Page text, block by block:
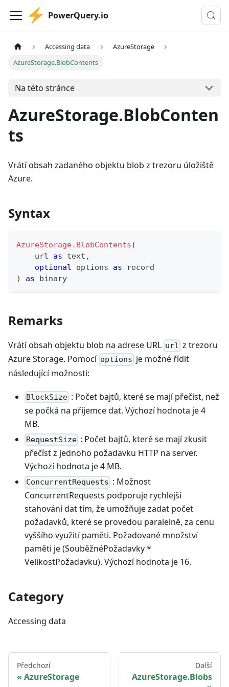
PowerQuery.io
Accessing data
AzureStorage
AzureStorage.BlobContents
Na této stránce
AzureStorage.BlobConten
ts
Vrátí obsah zadaného objektu blob z trezoru úložiště
Azure.
Syntax
AzureStorage.BlobContents (
    url
as text ,
optional options as
record
)
as binary
Remarks
Vrátí obsah objektu blob na adrese URL url z trezoru
Azure Storage. Pomocí options je možné řídit
následující možnosti:
BlockSize : Počet bajtů, které se mají přečíst, než
se počká na příjemce dat. Výchozí hodnota je 4
MB.
RequestSize : Počet bajtů, které se mají zkusit
přečíst z jednoho požadavku HTTP na server.
Výchozí hodnota je 4 MB.
ConcurrentRequests : Možnost
ConcurrentRequests podporuje rychlejší
stahování dat tím, že umožňuje zadat počet
požadavků, které se provedou paralelně, za cenu
vyššího využití paměti. Požadované množství
paměti je (SouběžnéPožadavky *
VelikostPožadavku). Výchozí hodnota je 16.
Category
Accessing data
Předchozí
AzureStorage
Další
AzureStorage.Blobs